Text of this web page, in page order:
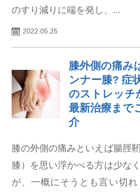
のすり減りに端を発し、...
2022.05.25
膝外側の痛み
ンナー膝? 症
のストレッチ
最新治療まで
介
膝の外側の痛みといえば腸脛
膝）を思い浮かべる方は少な
が、一概にそうとも言い切